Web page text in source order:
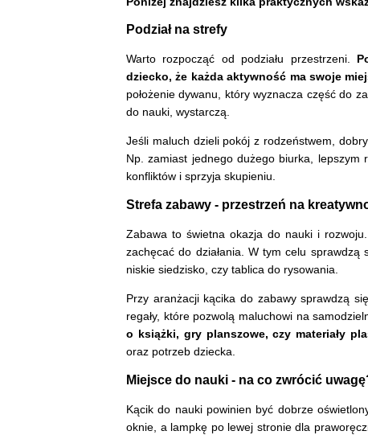
Podział na strefy
Warto rozpocząć od podziału przestrzeni.
dziecko, że każda aktywność ma swoje
położenie dywanu, który wyznacza część do
do nauki, wystarczą.
Jeśli maluch dzieli pokój z rodzeństwem,
Np. zamiast jednego dużego biurka,
konfliktów i sprzyja skupieniu.
Strefa zabawy - przestrzeń na
Zabawa to świetna okazja do nauki i
zachęcać do działania. W tym celu sprawdzą
niskie siedzisko, czy tablica do rysowania.
Przy aranżacji kącika do zabawy sprawdzą
regały, które pozwolą maluchowi na
o książki, gry planszowe, czy materiały
oraz potrzeb dziecka.
Miejsce do nauki - na co zwrócić
Kącik do nauki powinien być dobrze
oknie, a lampkę po lewej stronie dla